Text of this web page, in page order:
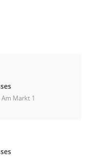
Am Markt 1